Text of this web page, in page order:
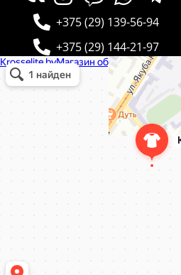
+375 (29) 139-56-94
+375 (29) 144-21-97
Krosselite.by
Информационный интернет-сайт в Минске